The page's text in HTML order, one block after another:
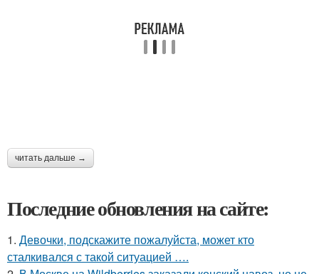
читать дальше →
Последние обновления на сайте:
1. Девочки, подскажите пожалуйста, может кто
сталкивался с такой ситуацией ….